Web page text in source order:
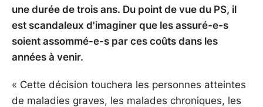
une durée de trois ans. Du point de vue du PS, il
est scandaleux d'imaginer que les assuré-e-s
soient assommé-e-s par ces coûts dans les
années à venir.
« Cette décision touchera les personnes atteintes
de maladies graves, les malades chroniques, les